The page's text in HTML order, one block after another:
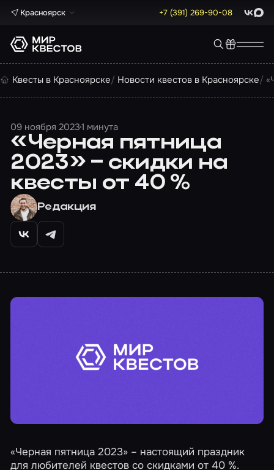
Красноярск +7 (391) 269-90-08 Max
Квесты в Красноярске Новости квестов в Красноярске
09 ноября 20231 минута
«Черная пятница
2023» – скидки на
квесты от 40 %
Редакция
«Черная пятница 2023» – настоящий праздник
для любителей квестов со скидками от 40 %.